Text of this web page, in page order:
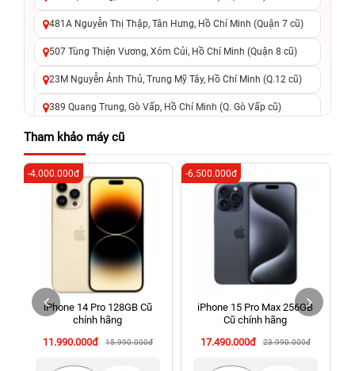
481A Nguyễn Thị Thập, Tân Hưng, Hồ Chí Minh (Quận 7 cũ)
507 Tùng Thiện Vương, Xóm Củi, Hồ Chí Minh (Quận 8 cũ)
23M Nguyễn Ảnh Thủ, Trung Mỹ Tây, Hồ Chí Minh (Q.12 cũ)
389 Quang Trung, Gò Vấp, Hồ Chí Minh (Q. Gò Vấp cũ)
625 - 625A Âu Cơ, Tân Phú, Hồ Chí Minh (Quận Tân Phú cũ)
326 Lê Văn Việt, Tăng Nhơn Phú, Hồ Chí Minh (Q.9 TP. Thủ
Đức cũ)
256 Võ Văn Ngân, Thủ Đức, Hồ Chí Minh (Bình Thọ, TP. Thủ
70 Nguyễn An Ninh, Dĩ An, Hồ Chí Minh (Bình Dương Cũ)
24h Vũng Tàu: 162A Ba Cu, Vũng Tàu, Hồ Chí Minh (TP. Vũng
Tàu cũ)
198 Hoàng Văn Thụ, Tân Sơn Nhất, Hồ Chí Minh (Tân Bình
Tham khảo máy cũ
iPhone 14 Pro 128GB Cũ
chính hãng
11.990.000đ
15.990.000đ
-4.000.000đ
iPhone 15 Pro Max 256GB
Cũ chính hãng
17.490.000đ
23.990.000đ
-6.500.000đ